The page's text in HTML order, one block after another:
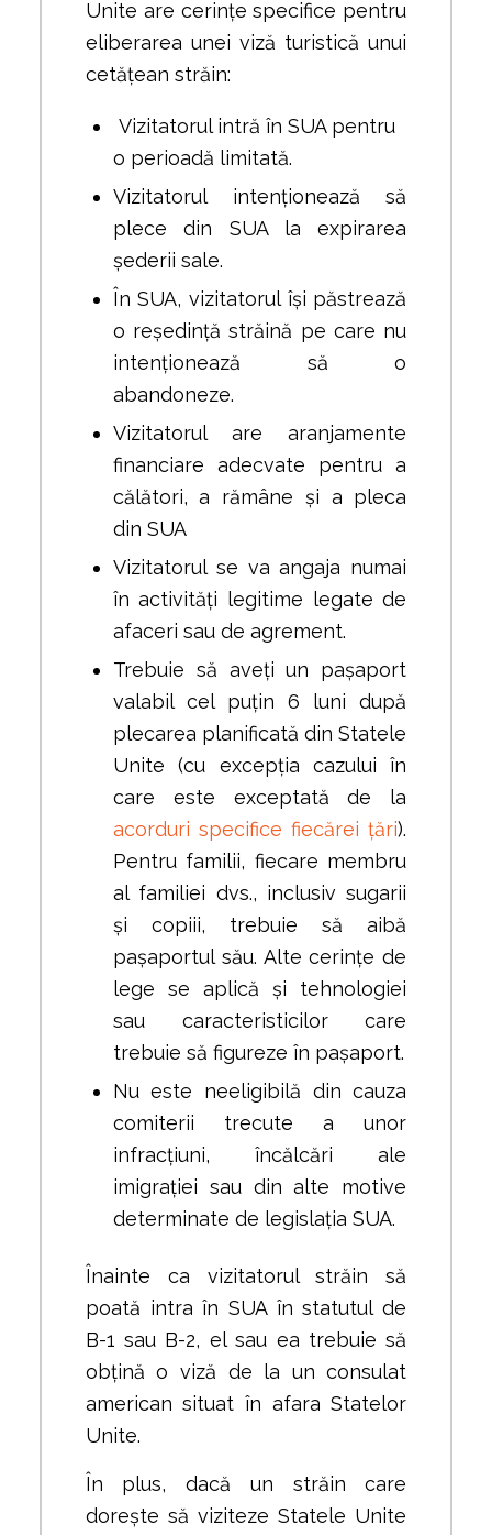
Unite are cerințe specifice pentru
eliberarea unei viză turistică unui
cetățean străin:
Vizitatorul intră în SUA pentru
o perioadă limitată.
Vizitatorul intenționează să
plece din SUA la expirarea
șederii sale.
În SUA, vizitatorul își păstrează
o reședință străină pe care nu
intenționează să o
abandoneze.
Vizitatorul are aranjamente
financiare adecvate pentru a
călători, a rămâne și a pleca
din SUA
Vizitatorul se va angaja numai
în activități legitime legate de
afaceri sau de agrement.
Trebuie să aveți un pașaport
valabil cel puțin 6 luni după
plecarea planificată din Statele
Unite (cu excepția cazului în
care este exceptată de la
acorduri specifice fiecărei țări).
Pentru familii, fiecare membru
al familiei dvs., inclusiv sugarii
și copiii, trebuie să aibă
pașaportul său. Alte cerințe de
lege se aplică și tehnologiei
sau caracteristicilor care
trebuie să figureze în pașaport.
Nu este neeligibilă din cauza
comiterii trecute a unor
infracțiuni, încălcări ale
imigrației sau din alte motive
determinate de legislația SUA.
Înainte ca vizitatorul străin să
poată intra în SUA în statutul de
B-1 sau B-2, el sau ea trebuie să
obțină o viză de la un consulat
american situat în afara Statelor
Unite.
În plus, dacă un străin care
dorește să viziteze Statele Unite